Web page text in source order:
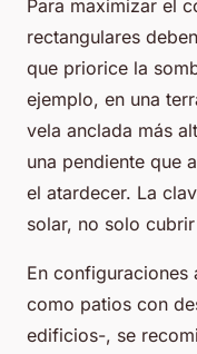
Para maximizar el
rectangulares
que priorice la
ejemplo, en una
vela anclada más
una pendiente que
el atardecer. La
solar, no solo
En
como patios con
edificios-, se